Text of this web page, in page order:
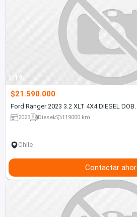
1/19
$21.590.000
Ford Ranger 2023 3.2 XLT 4X4 DIESEL DOB.
2023 Diesel 119000 km
Chile
Contactar